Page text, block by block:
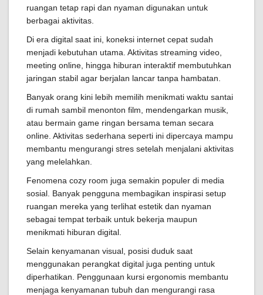
ruangan tetap rapi dan nyaman digunakan untuk
berbagai aktivitas.
Di era digital saat ini, koneksi internet cepat sudah
menjadi kebutuhan utama. Aktivitas streaming video,
meeting online, hingga hiburan interaktif membutuhkan
jaringan stabil agar berjalan lancar tanpa hambatan.
Banyak orang kini lebih memilih menikmati waktu santai
di rumah sambil menonton film, mendengarkan musik,
atau bermain game ringan bersama teman secara
online. Aktivitas sederhana seperti ini dipercaya mampu
membantu mengurangi stres setelah menjalani aktivitas
yang melelahkan.
Fenomena cozy room juga semakin populer di media
sosial. Banyak pengguna membagikan inspirasi setup
ruangan mereka yang terlihat estetik dan nyaman
sebagai tempat terbaik untuk bekerja maupun
menikmati hiburan digital.
Selain kenyamanan visual, posisi duduk saat
menggunakan perangkat digital juga penting untuk
diperhatikan. Penggunaan kursi ergonomis membantu
menjaga kenyamanan tubuh dan mengurangi rasa